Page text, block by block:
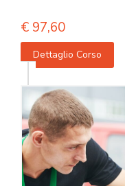
€ 97,60
Dettaglio Corso